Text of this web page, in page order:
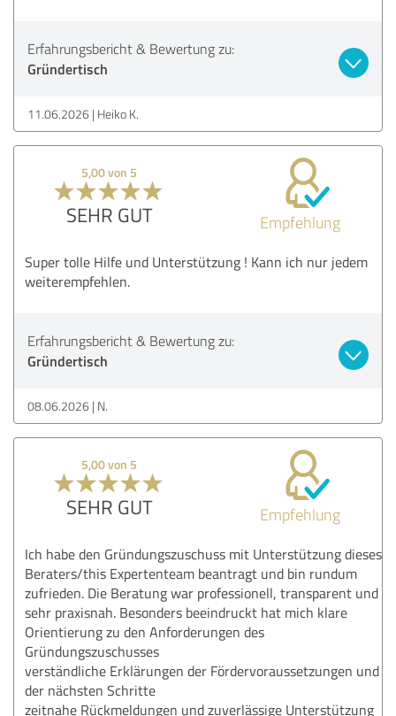
Erfahrungsbericht & Bewertung zu:
Gründertisch
11.06.2026 Heiko K.
5,00 von 5
SEHR GUT Empfehlung
Super tolle Hilfe und Unterstützung ! Kann ich nur jedem
weiterempfehlen.
Erfahrungsbericht & Bewertung zu:
Gründertisch
08.06.2026 N.
5,00 von 5
SEHR GUT Empfehlung
Ich habe den Gründungszuschuss mit Unterstützung dieses
Beraters/this Expertenteam beantragt und bin rundum
zufrieden. Die Beratung war professionell, transparent und
sehr praxisnah. Besonders beeindruckt hat mich klare
Orientierung zu den Anforderungen des
Gründungszuschusses
verständliche Erklärungen der Fördervoraussetzungen und
der nächsten Schritte
zeitnahe Rückmeldungen und zuverlässige Unterstützung